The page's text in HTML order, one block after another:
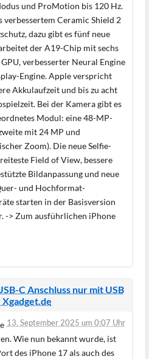
und ProMotion bis 120 Hz.
verbessertem Ceramic Shield 2
dazu gibt es fünf neue
der A19-Chip mit sechs
verbesserter Neural Engine
Engine. Apple verspricht
Akkulaufzeit und bis zu acht
Bei der Kamera gibt es
Modul: eine 48-MP-
mit 24 MP und
Zoom). Die neue Selfie-
Field of View, bessere
Bildanpassung und neue
und Hochformat-
starten in der Basisversion
-> Zum ausführlichen iPhone
C Anschluss nur mit USB
Xgadget.de
13. September 2025 um 0:07 Uhr
Wie nun bekannt wurde, ist
des iPhone 17 als auch des